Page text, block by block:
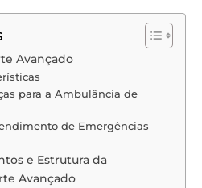
Avançado
para a Ambulância de
de Emergências
e Estrutura da
Avançado